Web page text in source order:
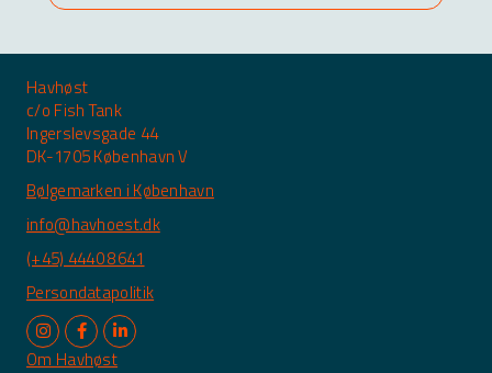
Havhøst
c/o Fish Tank
Ingerslevsgade 44
DK-1705 København V
Bølgemarken i København
info@havhoest.dk
(+45) 4440 8641
Persondatapolitik
Om Havhøst